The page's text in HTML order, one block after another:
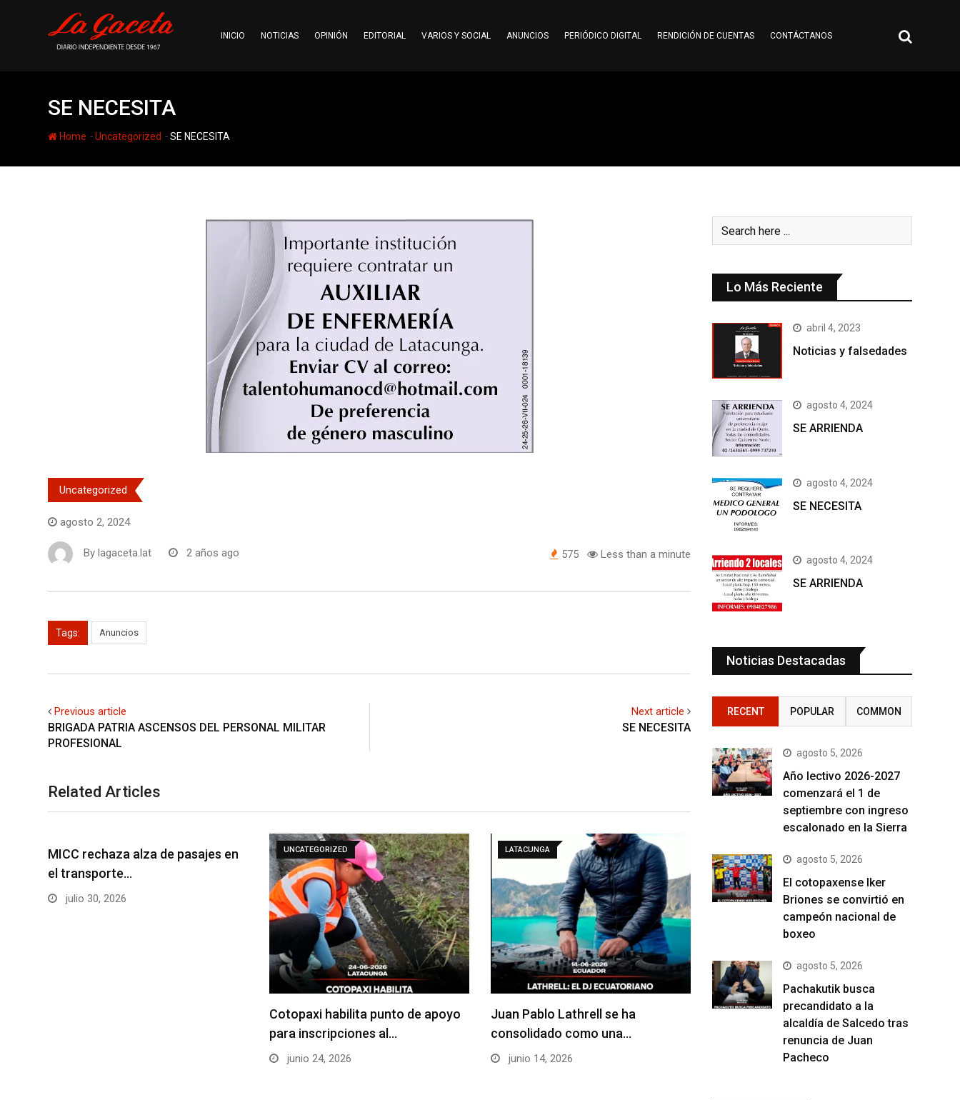
INICIO NOTICIAS OPINIÓN EDITORIAL VARIOS Y SOCIAL ANUNCIOS PERIÓDICO DIGITAL RENDICIÓN DE CUENTAS CONTÁCTANOS
SE NECESITA
Home -Uncategorized -SE NECESITA
Uncategorized
agosto 2, 2024
By lagaceta.lat 2 años ago 575 Less than a minute
Tags: Anuncios
Previous article
BRIGADA PATRIA ASCENSOS DEL PERSONAL MILITAR
PROFESIONAL
Next article
SE NECESITA
Related Articles
MICC rechaza alza de pasajes en
el transporte…
julio 30, 2026
UNCATEGORIZED
Cotopaxi habilita punto de apoyo
para inscripciones al…
junio 24, 2026
LATACUNGA
Juan Pablo Lathrell se ha
consolidado como una…
junio 14, 2026
Lo Más Reciente
abril 4, 2023
Noticias y falsedades
agosto 4, 2024
SE ARRIENDA
agosto 4, 2024
SE NECESITA
agosto 4, 2024
SE ARRIENDA
Noticias Destacadas
RECENT POPULAR COMMON
agosto 5, 2026
Año lectivo 2026-2027
comenzará el 1 de
septiembre con ingreso
escalonado en la Sierra
agosto 5, 2026
El cotopaxense Iker
Briones se convirtió en
campeón nacional de
boxeo
agosto 5, 2026
Pachakutik busca
precandidato a la
alcaldía de Salcedo tras
renuncia de Juan
Pacheco